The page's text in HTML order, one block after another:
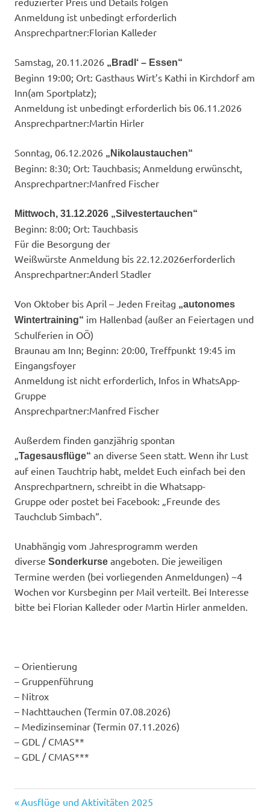
Anmeldung ist unbedingt erforderlich
Ansprechpartner:​Florian Kalleder
Samstag, 20.11.2026 „Bradl‘ – Essen“
Beginn 19:00; Ort: Gasthaus Wirt’s Kathi in Kirchdorf am
Inn(am Sportplatz);
Anmeldung ist unbedingt erforderlich bis 06.11.2026
Ansprechpartner:​Martin Hirler
Sonntag, 06.12.2026 „Nikolaustauchen“
Beginn: 8:30; Ort: Tauchbasis; Anmeldung erwünscht,
Ansprechpartner:​Manfred Fischer
Mittwoch, 31.12.2026 „Silvestertauchen“
Beginn: 8:00; Ort: Tauchbasis
Für die Besorgung der
Weißwürste Anmeldung bis 22.12.2026erforderlich
Ansprechpartner:​Anderl Stadler
Von Oktober bis April – Jeden Freitag „autonomes
Wintertraining“ im Hallenbad (außer an Feiertagen und
Schulferien in OÖ)
Braunau am Inn; Beginn: 20:00, Treffpunkt 19:45 im
Eingangsfoyer
Anmeldung ist nicht erforderlich, Infos in WhatsApp-
Gruppe
Ansprechpartner:​Manfred Fischer
Außerdem finden ganzjährig spontan
Tagesausflüge“ an diverse Seen statt. Wenn ihr Lust
auf einen Tauchtrip habt, meldet Euch einfach bei den
Ansprechpartnern, schreibt in die Whatsapp-
Gruppe oder postet bei Facebook: „Freunde des
Tauchclub Simbach“.
Unabhängig vom Jahresprogramm werden
diverse Sonderkurse angeboten. Die jeweiligen
Termine werden (bei vorliegenden Anmeldungen) ~4
Wochen vor Kursbeginn per Mail verteilt. Bei Interesse
bitte bei Florian Kalleder oder Martin Hirler anmelden.
– Orientierung
– Gruppenführung
– Nitrox
– Nachttauchen (Termin 07.08.2026)
– Medizinseminar (Termin 07.11.2026)
– GDL / CMAS**
– GDL / CMAS***
Beitragsnavigation
Vorheriger
Ausflüge und Aktivitäten 2025